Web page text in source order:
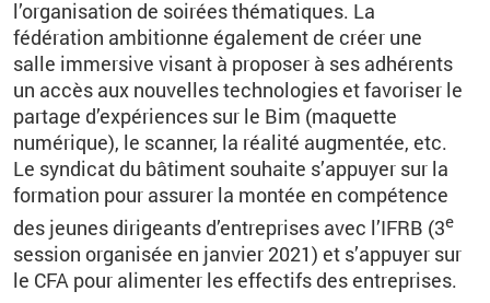
l’organisation de soirées thématiques. La
fédération ambitionne également de créer une
salle immersive visant à proposer à ses adhérents
un accès aux nouvelles technologies et favoriser le
partage d’expériences sur le Bim (maquette
numérique), le scanner, la réalité augmentée, etc.
Le syndicat du bâtiment souhaite s’appuyer sur la
formation pour assurer la montée en compétence
des jeunes dirigeants d’entreprises avec l’IFRB (3e
session organisée en janvier 2021) et s’appuyer sur
le CFA pour alimenter les effectifs des entreprises.